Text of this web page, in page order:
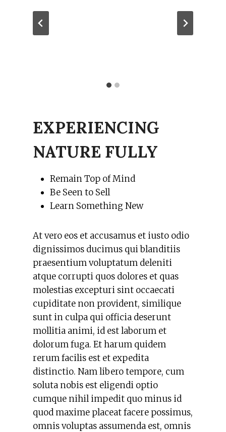
EXPERIENCING
NATURE FULLY
Remain Top of Mind
Be Seen to Sell
Learn Something New
At vero eos et accusamus et iusto odio
dignissimos ducimus qui blanditiis
praesentium voluptatum deleniti
atque corrupti quos dolores et quas
molestias excepturi sint occaecati
cupiditate non provident, similique
sunt in culpa qui officia deserunt
mollitia animi, id est laborum et
dolorum fuga. Et harum quidem
rerum facilis est et expedita
distinctio. Nam libero tempore, cum
soluta nobis est eligendi optio
cumque nihil impedit quo minus id
quod maxime placeat facere possimus,
omnis voluptas assumenda est, omnis